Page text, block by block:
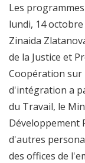
Les
lundi, 14
Zinaida
de la Justice et
Coopération sur
d'intégration a
du Travail, le
Développement
d'autres
des offices de